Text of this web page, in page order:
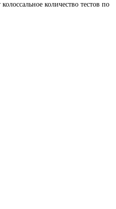
количество тестов по